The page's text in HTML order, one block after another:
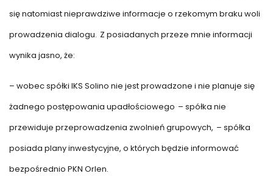
się natomiast nieprawdziwe informacje o rzekomym braku woli
prowadzenia dialogu. Z posiadanych przeze mnie informacji
wynika jasno, że:
– wobec spółki IKS Solino nie jest prowadzone i nie planuje się
żadnego postępowania upadłościowego – spółka nie
przewiduje przeprowadzenia zwolnień grupowych, – spółka
posiada plany inwestycyjne, o których będzie informować
bezpośrednio PKN Orlen.